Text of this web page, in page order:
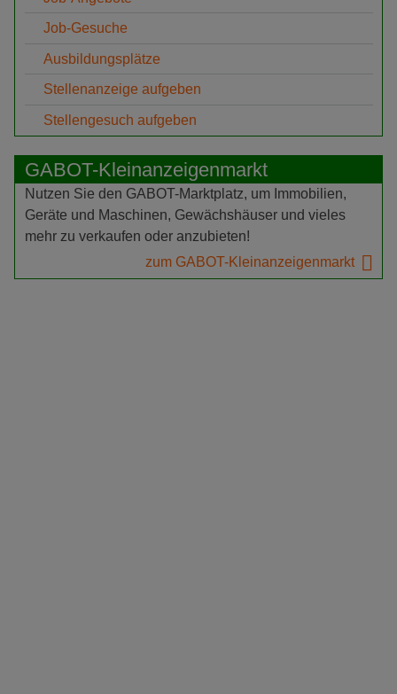
Job-Gesuche
Ausbildungsplätze
Stellenanzeige aufgeben
Stellengesuch aufgeben
GABOT-Kleinanzeigenmarkt
Nutzen Sie den GABOT-Marktplatz, um Immobilien,
Geräte und Maschinen, Gewächshäuser und vieles
mehr zu verkaufen oder anzubieten!
zum GABOT-Kleinanzeigenmarkt